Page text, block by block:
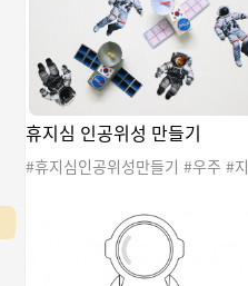
휴지심 인공위성 만들기
#휴지심인공위성만들기 #우주 #지
#환경과생활 #지구와환경 #우주여
행 #우주활동 #우주놀이 #우주도안
#우주자료 #우주프로젝트 #우주만
들기 #미술활동 #휴지심우주선만들